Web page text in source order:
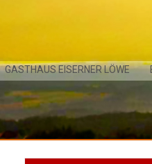
GASTHAUS EISERNER LÖWE